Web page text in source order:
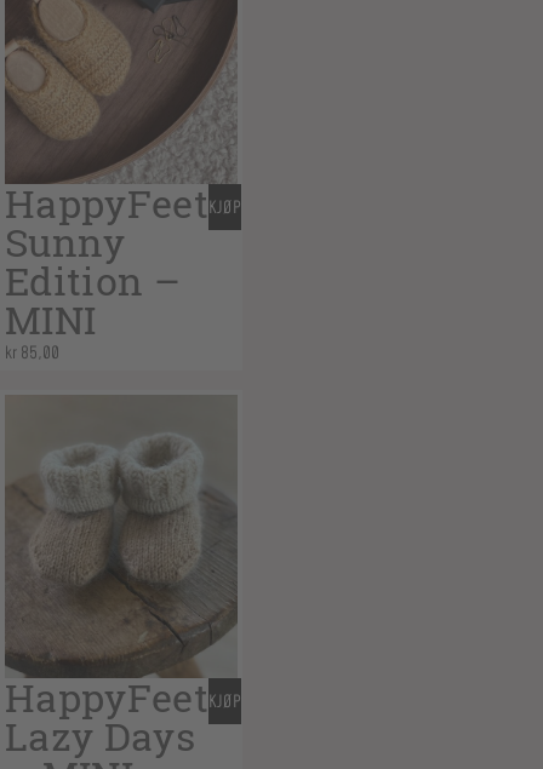
HappyFeet
Sunny
Edition –
MINI
kr 85,00
KJØP
HappyFeet
Lazy Days
KJØP